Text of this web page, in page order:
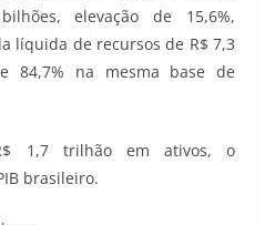
elevação de 15,6%,
líquida de recursos de R$ 7,3
84,7% na mesma base de
1,7 trilhão em ativos, o
brasileiro.